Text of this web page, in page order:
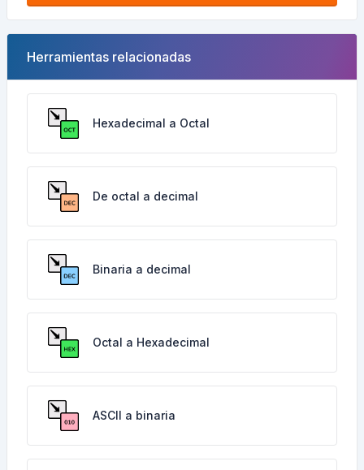
Herramientas relacionadas
Hexadecimal a Octal
De octal a decimal
Binaria a decimal
Octal a Hexadecimal
ASCII a binaria